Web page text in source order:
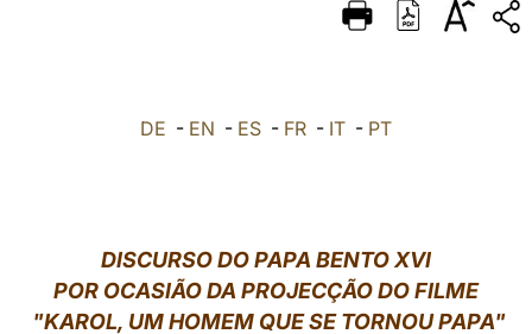
DEUTSCH
العربيّة DE - EN - ES - FR - IT - PT
DISCURSO DO PAPA BENTO XVI
POR OCASIÃO DA PROJECÇÃO DO FILME
"KAROL, UM HOMEM QUE SE TORNOU PAPA"